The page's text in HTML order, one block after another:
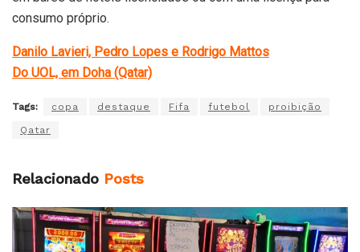
consumo próprio.
Danilo Lavieri, Pedro Lopes e Rodrigo Mattos
Do UOL, em Doha (Qatar)
Tags: copa destaque Fifa futebol proibição
Qatar
Relacionado Posts